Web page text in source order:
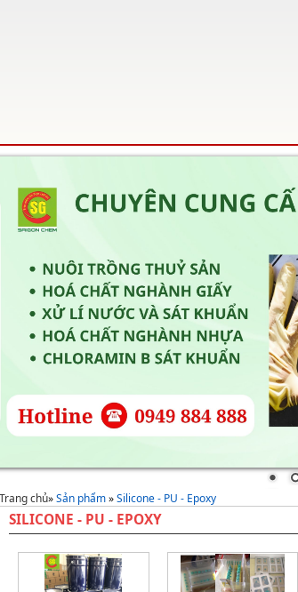
Trang chủ»Sản phẩm»Silicone - PU - Epoxy
SILICONE - PU - EPOXY